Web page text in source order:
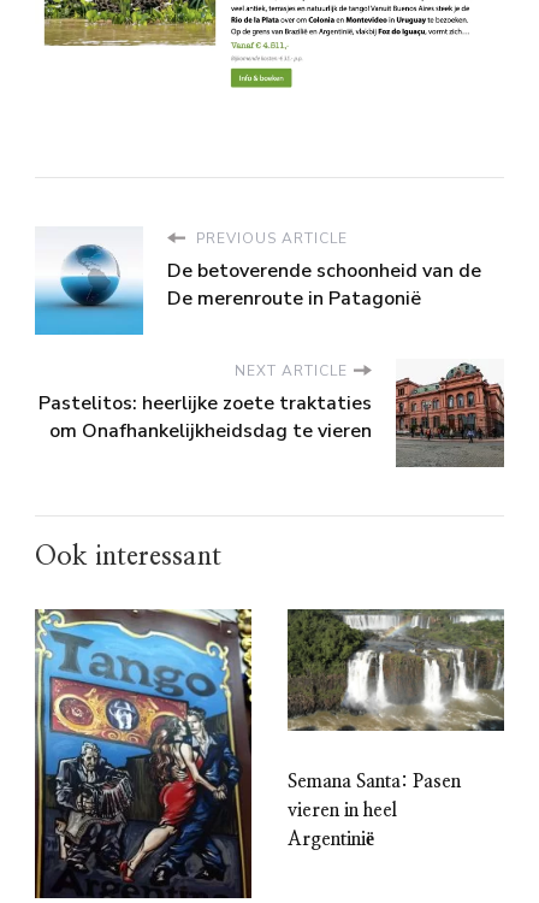
PREVIOUS ARTICLE
De betoverende schoonheid van de
De merenroute in Patagonië
NEXT ARTICLE
Pastelitos: heerlijke zoete traktaties
om Onafhankelijkheidsdag te vieren
Ook interessant
Semana Santa: Pasen
vieren in heel
Argentinië